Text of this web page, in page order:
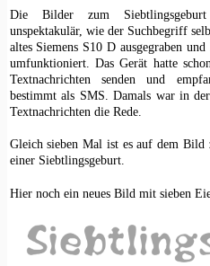
Die Bilder zum Siebtlingsgeburt
unspektakulär, wie der Suchbegriff
altes Siemens S10 D ausgegraben
umfunktioniert. Das Gerät hatte
Textnachrichten senden und
bestimmt als SMS. Damals war in
Textnachrichten die Rede.
Gleich sieben Mal ist es auf dem Bild
einer Siebtlingsgeburt.
Hier noch ein neues Bild mit sieben